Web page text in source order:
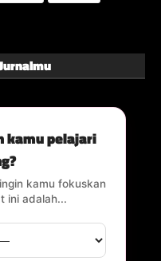
kamu pelajari
kamu fokuskan
ini adalah...